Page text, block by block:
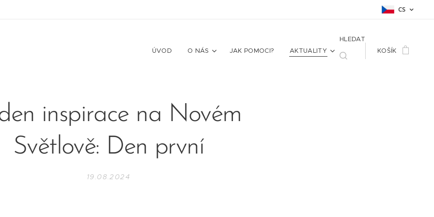
CS
ÚVOD O NÁS JAK POMOCI? AKTUALITY
HLEDAT
KOŠÍK
inspirace na Novém
Světlově: Den první
19.08.2024